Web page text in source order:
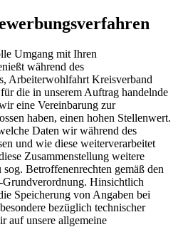
Umgang mit Ihren
während des
Arbeiterwohlfahrt Kreisverband
die in unserem Auftrag handelnde
eine Vereinbarung zur
haben, einen hohen Stellenwert.
Daten wir während des
und wie diese weiterverarbeitet
Zusammenstellung weitere
Betroffenenrechten gemäß den
Grundverordnung. Hinsichtlich
Speicherung von Angaben bei
bezüglich technischer
auf unsere allgemeine